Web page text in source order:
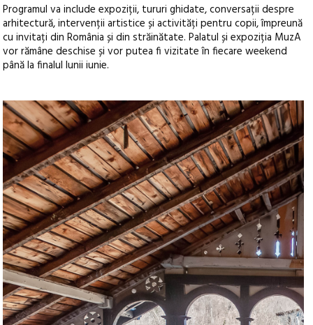
Programul va include expoziții, tururi ghidate, conversații despre
arhitectură, intervenții artistice și activități pentru copii, împreună
cu invitați din România și din străinătate. Palatul și expoziția MuzA
vor rămâne deschise și vor putea fi vizitate în fiecare weekend
până la finalul lunii iunie.